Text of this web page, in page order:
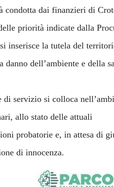
condotta dai finanzieri di
priorità indicate dalla
inserisce la tutela del
danno dell’ambiente e della
di servizio si colloca
allo stato delle attuali
probatorie e, in attesa di
di innocenza.